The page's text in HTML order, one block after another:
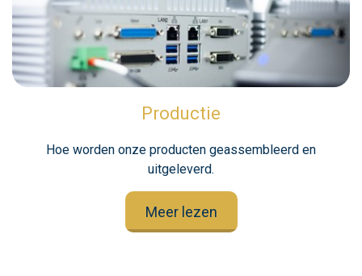
Productie
Hoe worden onze producten geassembleerd en
uitgeleverd.
Meer lezen